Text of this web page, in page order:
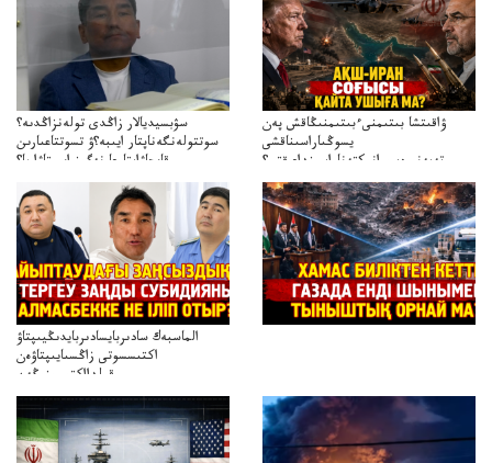
سۋبسيديالار زاڭدى تولەنزاڭدىە؟
سوتتولەنگەناپتار ايىبە؟ۋ تسوتتاعىارىن
قايجاۋاپتارعا نەگىز ايىپتاۋا ما؟
تۇجىرىمدارىنقايتاقاراۋعانەگىزبولاالاما؟
ۋاقىتشا بىتىمنىءبىتىمنىڭاقش پەن
يسوڭىاراسىناقشى
تەپەنىرەسيرانىكتەناراسىنداعىقتى؟
تەكەتىرەسنەلىكتەنقايتاۋشىقتى؟
الماسبەك سادىربايسادىربايدىڭيىپتاۋ
اكتىسسوتى زاڭسىايىپتاۋەن
قولدااكتىسىنىڭەن
ميلليونزاڭسىزدىعىمەنقولدانوسىرىلگەنميلليوندار